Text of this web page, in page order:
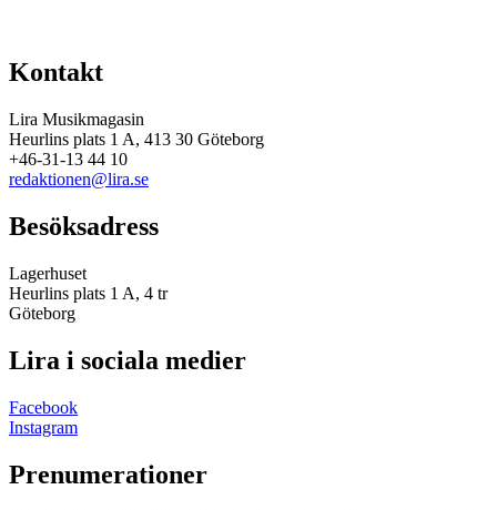
Kontakt
Lira Musikmagasin
Heurlins plats 1 A, 413 30 Göteborg
+46-31-13 44 10
redaktionen@lira.se
Besöksadress
Lagerhuset
Heurlins plats 1 A, 4 tr
Göteborg
Lira i sociala medier
Facebook
Instagram
Prenumerationer